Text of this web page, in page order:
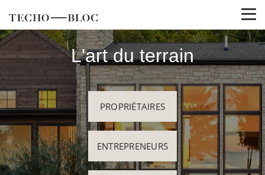
L'art du terrain
PROPRIÉTAIRES
ENTREPRENEURS